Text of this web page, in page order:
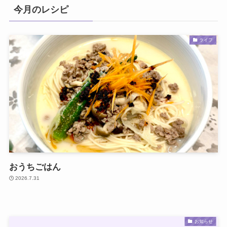
今月のレシピ
ライフ
おうちごはん
2026.7.31
お知らせ